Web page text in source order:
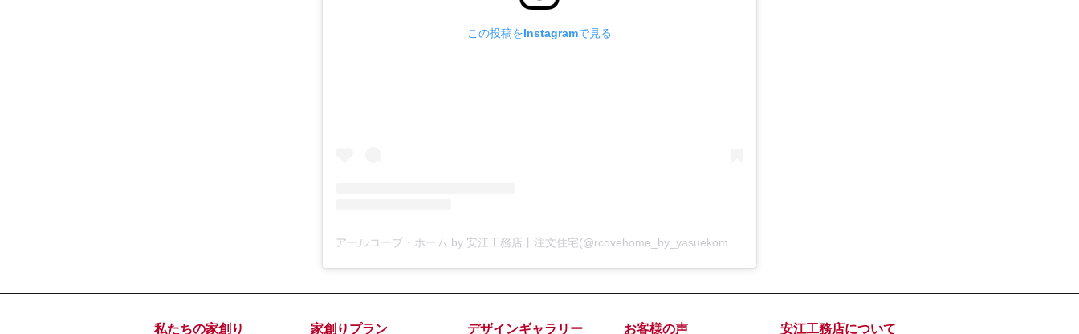
この投稿をInstagramで見る
私たちの家創り 家創りプラン デザインギャラリー お客様の声 安江工務店について